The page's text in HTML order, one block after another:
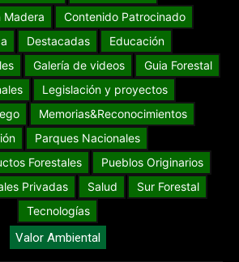
Madera
Contenido Patrocinado
Destacadas
Educación
Galería de videos
Guia Forestal
Legislación y proyectos
Memorias&Reconocimientos
Parques Nacionales
Forestales
Pueblos Originarios
Privadas
Salud
Sur Forestal
Tecnologías
Valor Ambiental